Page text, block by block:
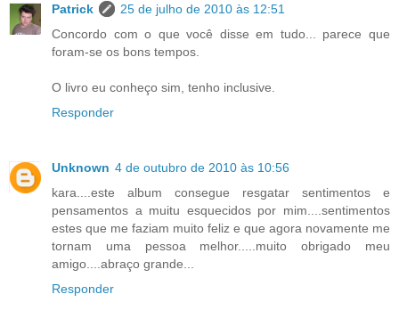
Patrick
25 de julho de 2010 às 12:51
Concordo com o que você disse em tudo... parece que
foram-se os bons tempos.
O livro eu conheço sim, tenho inclusive.
Responder
Unknown 4 de outubro de 2010 às 10:56
kara....este album consegue resgatar sentimentos e
pensamentos a muitu esquecidos por mim....sentimentos
estes que me faziam muito feliz e que agora novamente me
tornam uma pessoa melhor.....muito obrigado meu
amigo....abraço grande...
Responder